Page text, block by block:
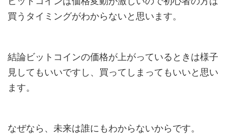
買うタイミングがわからないと思います。
結論ビットコインの価格が上がっているときは様子
見してもいいですし、買ってしまってもいいと思い
ます。
なぜなら、未来は誰にもわからないからです。